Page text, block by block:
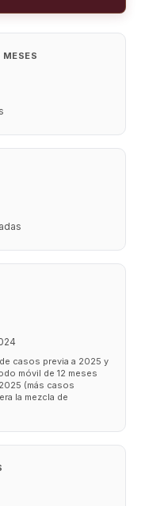
casos previa a 2025 y
móvil de 12 meses
(más casos
la mezcla de